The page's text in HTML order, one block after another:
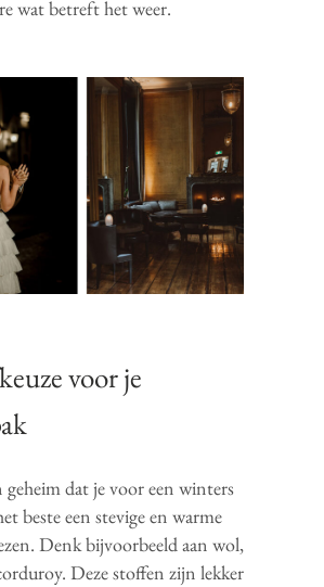
wat betreft het weer.
voor je
geheim dat je voor een winters
beste een stevige en warme
Denk bijvoorbeeld aan wol,
Deze stoffen zijn lekker